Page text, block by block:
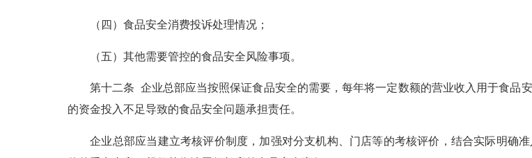
（四）食品安全消费投诉处理情况；
（五）其他需要管控的食品安全风险事项。
第十二条 企业总部应当按照保证食品安全的需要，每年将一定数额的营业收入用于食品
的资金投入不足导致的食品安全问题承担责任。
企业总部应当建立考核评价制度，加强对分支机构、门店等的考核评价，结合实际明确